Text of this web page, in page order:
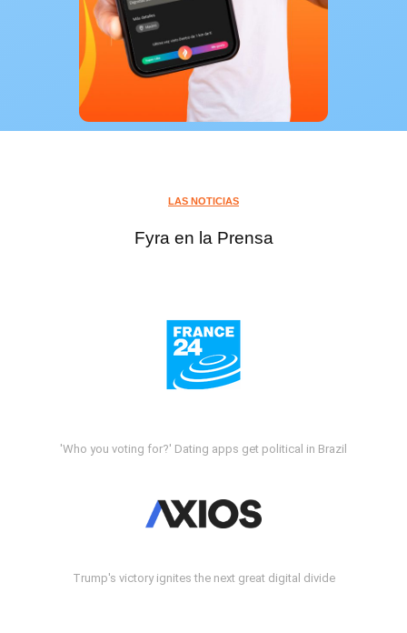
LAS NOTICIAS
Fyra en la Prensa
'Who you voting for?' Dating apps get political in Brazil
Trump's victory ignites the next great digital divide